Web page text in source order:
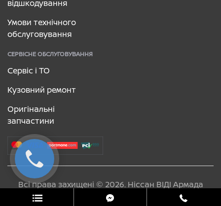
відшкодування
Умови технічного
обслуговування
СЕРВІСНЕ ОБСЛУГОВУВАННЯ
Сервіс і ТО
Кузовний ремонт
Оригінальні
запчастини
Всі права захищені © 2026. Ніссан ВІДІ Армада